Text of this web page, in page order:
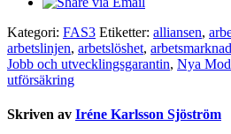
Kategori: FAS3 Etiketter: alliansen,
arbetslinjen, arbetslöshet,
Jobb och utvecklingsgarantin, Nya
utförsäkring
Skriven av Iréne Karlsson Sjöström